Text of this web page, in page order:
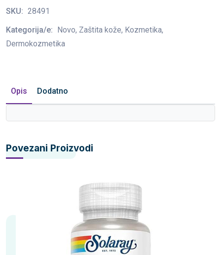
SKU: 28491
Kategorija/e: Novo, Zaštita kože, Kozmetika,
Dermokozmetika
Opis Dodatno
Povezani Proizvodi